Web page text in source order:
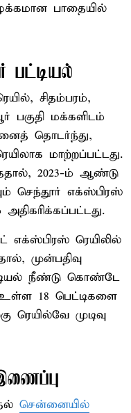
பாதையில்
பட்டியல்
சிதம்பரம்,
பகுதி மக்களிடம்
தொடர்ந்து,
மாற்றப்பட்டது.
2023-ம் ஆண்டு
செந்தூர் எக்ஸ்பிரஸ்
எக்ஸ்பிரஸ் ரெயிலில்
முன்பதிவு
நீண்டு கொண்டே
உள்ள 18 பெட்டிகளை
ரெயில்வே முடிவு
சென்னையில்